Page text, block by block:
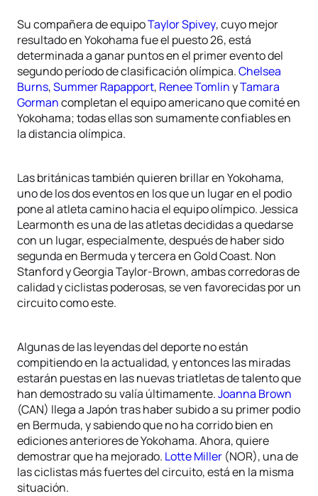
Su compañera de equipoTaylor Spivey, cuyo mejor
resultado en Yokohama fue el puesto 26, está
determinada a ganar puntos en el primer evento del
segundo período de clasificación olímpica.Chelsea
Burns,Summer Rapapport, Renee TomlinyTamara
Gormancompletan el equipo americano que comité en
Yokohama; todas ellas son sumamente confiables en
la distancia olímpica.
Las británicas también quieren brillar en Yokohama,
uno de los dos eventos en los que un lugar en el podio
pone al atleta camino hacia el equipo olímpico. Jessica
Learmonth es una de las atletas decididas a quedarse
con un lugar, especialmente, después de haber sido
segunda en Bermuda y tercera en Gold Coast. Non
Stanford y Georgia Taylor-Brown, ambas corredoras de
calidad y ciclistas poderosas, se ven favorecidas por un
circuito como este.
Algunas de las leyendas del deporte no están
compitiendo en la actualidad, y entonces las miradas
estarán puestas en las nuevas triatletas de talento que
han demostrado su valía últimamente.Joanna Brown
(CAN) llega a Japón tras haber subido a su primer podio
en Bermuda, y sabiendo que no ha corrido bien en
ediciones anteriores de Yokohama. Ahora, quiere
demostrar que ha mejorado. Lotte Miller (NOR), una de
las ciclistas más fuertes del circuito, está en la misma
situación.